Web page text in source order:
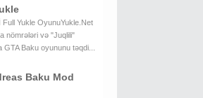
Full Yukle OyunuYukle.Net
nömrələri və "Juqlili"
GTA Baku oyununu təqdi...
Baku Mod